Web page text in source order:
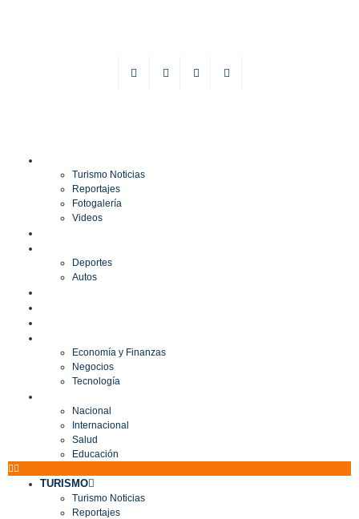
Turismo Noticias
Reportajes
Fotogalería
Videos
Deportes
Autos
Economía y Finanzas
Negocios
Tecnología
Nacional
Internacional
Salud
Educación
TURISMO
Turismo Noticias
Reportajes